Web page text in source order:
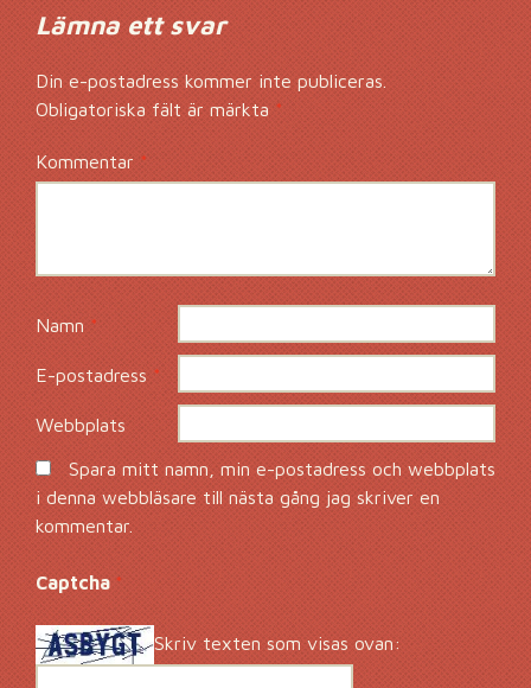
Lämna ett svar
Din e-postadress kommer inte publiceras.
Obligatoriska fält är märkta*
Kommentar*
Namn*
E-postadress *
Webbplats
Spara mitt namn, min e-postadress och webbplats
i denna webbläsare till nästa gång jag skriver en
kommentar.
Captcha *
Skriv texten som visas ovan: